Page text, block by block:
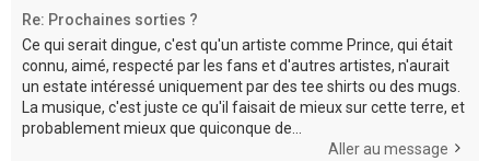
Re: Prochaines sorties ?
Ce qui serait dingue, c'est qu'un artiste comme Prince, qui était
connu, aimé, respecté par les fans et d'autres artistes, n'aurait
un estate intéressé uniquement par des tee shirts ou des mugs.
La musique, c'est juste ce qu'il faisait de mieux sur cette terre, et
probablement mieux que quiconque de...
Aller au message